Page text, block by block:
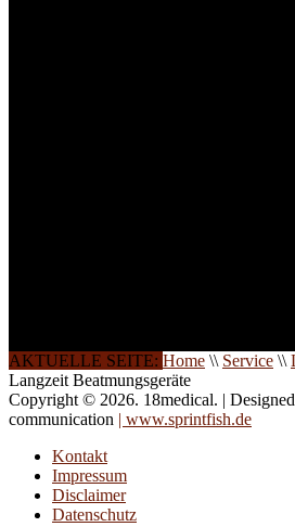
AKTUELLE SEITE: Home \\ Service \\
Langzeit Beatmungsgeräte
Copyright © 2026. 18medical. |
communication | www.sprintfish.de
Kontakt
Impressum
Disclaimer
Datenschutz